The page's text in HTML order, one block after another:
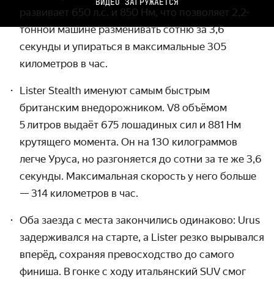
ВИДЕО ЗАГРУЖАЕТСЯ
развивает 650 л.с. и 850 Нм, что позволяет 2,2-
тонной машине разменивать сотню за 3,6
секунды и упираться в максимальные 305
километров в час.
Lister Stealth именуют самым быстрым
британским внедорожником. V8 объёмом
5 литров выдаёт 675 лошадиных сил и 881 Нм
крутящего момента. Он на 130 кило­граммов
легче Уруса, но разгоняется до сотни за те же 3,6
секунды. Максимальная скорость у него больше
— 314 километров в час.
Оба заезда с места закончились одинаково: Urus
задер­живался на старте, а Lister резко вырывался
вперёд, сохраняя превос­ходство до самого
финиша. В гонке с ходу итальянский SUV смог